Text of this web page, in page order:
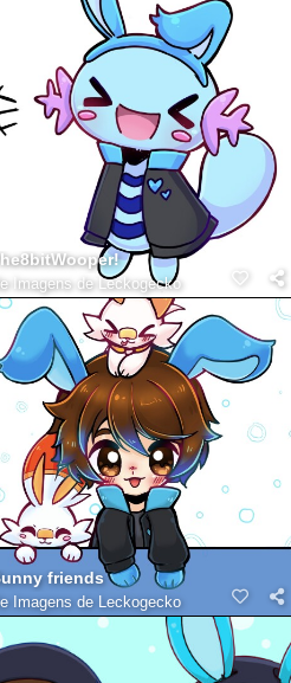
Imagens de Leckogecko
friends
Imagens de Leckogecko